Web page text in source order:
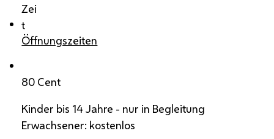
Zei
t
Öffnungszeiten
80 Cent
Kinder bis 14 Jahre - nur in Begleitung
Erwachsener: kostenlos